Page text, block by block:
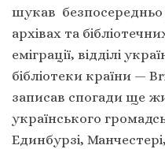
шукав безпосередньо
архівах та
еміграції, відділі
бібліотеки країни —
записав спогади ще
українського
Единбурзі,